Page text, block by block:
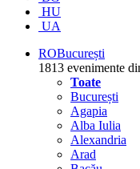
HU
UA
ROBucurești
1813 evenimente
Toate
București
Agapia
Alba Iulia
Alexandria
Arad